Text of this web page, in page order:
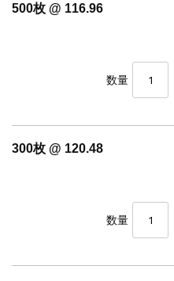
500枚 @ 116.96
数量
300枚 @ 120.48
数量